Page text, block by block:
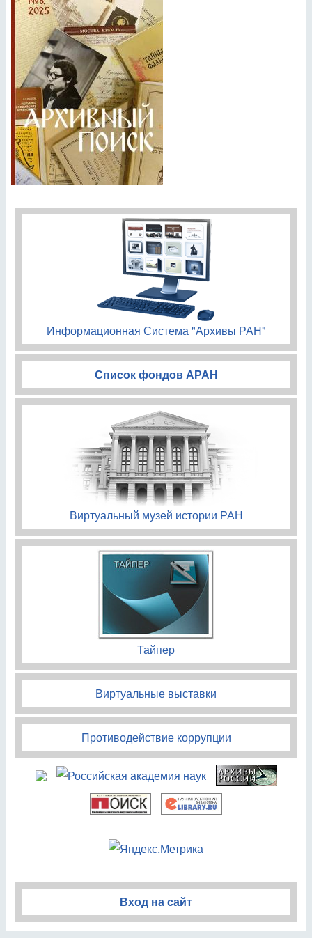
Информационная Система "Архивы РАН"
Список фондов АРАН
Виртуальный музей истории РАН
Тайпер
Виртуальные выставки
Противодействие коррупции
Вход на сайт